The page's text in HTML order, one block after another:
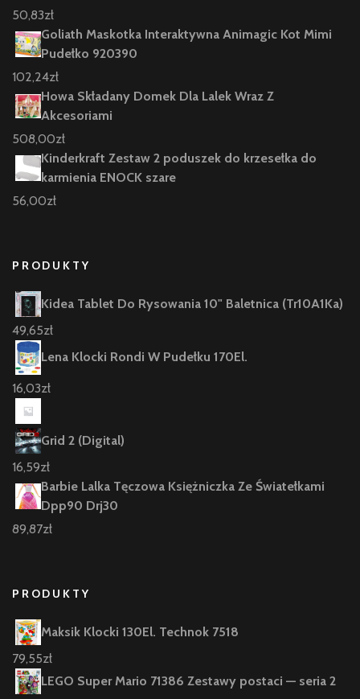
50,83zł
Goliath Maskotka Interaktywna Animagic Kot Mimi
Pudełko 920390
102,24zł
Howa Składany Domek Dla Lalek Wraz Z
Akcesoriami
508,00zł
Kinderkraft Zestaw 2 poduszek do krzesełka do
karmienia ENOCK szare
56,00zł
PRODUKTY
Kidea Tablet Do Rysowania 10" Baletnica (Tr10A1Ka)
49,65zł
Lena Klocki Rondi W Pudełku 170El.
16,03zł
Grid 2 (Digital)
16,59zł
Barbie Lalka Tęczowa Księżniczka Ze Światełkami
Dpp90 Drj30
89,87zł
PRODUKTY
Maksik Klocki 130El. Technok 7518
79,55zł
LEGO Super Mario 71386 Zestawy postaci — seria 2